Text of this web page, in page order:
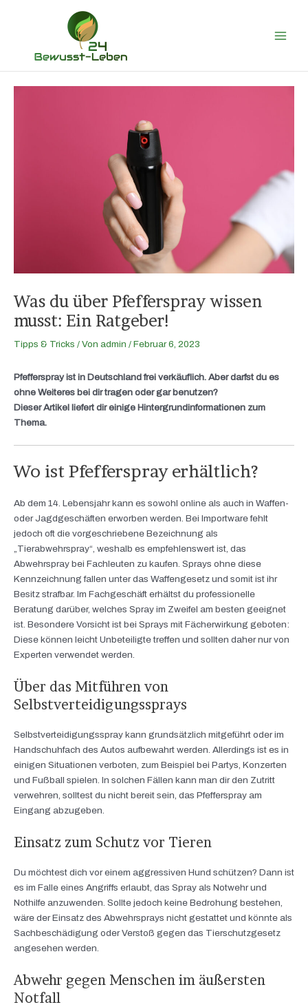
Menu
Was du über Pfefferspray wissen
musst: Ein Ratgeber!
Tipps & Tricks / Von admin / Februar 6, 2023
Pfefferspray ist in Deutschland frei verkäuflich. Aber darfst du es
ohne Weiteres bei dir tragen oder gar benutzen?
Dieser Artikel liefert dir einige Hintergrundinformationen zum
Thema.
Wo ist Pfefferspray erhältlich?
Ab dem 14. Lebensjahr kann es sowohl online als auch in Waffen-
oder Jagdgeschäften erworben werden. Bei Importware fehlt
jedoch oft die vorgeschriebene Bezeichnung als
„Tierabwehrspray“, weshalb es empfehlenswert ist, das
Abwehrspray bei Fachleuten zu kaufen. Sprays ohne diese
Kennzeichnung fallen unter das Waffengesetz und somit ist ihr
Besitz strafbar. Im Fachgeschäft erhältst du professionelle
Beratung darüber, welches Spray im Zweifel am besten geeignet
ist. Besondere Vorsicht ist bei Sprays mit Fächerwirkung geboten:
Diese können leicht Unbeteiligte treffen und sollten daher nur von
Experten verwendet werden.
Über das Mitführen von
Selbstverteidigungssprays
Selbstverteidigungsspray kann grundsätzlich mitgeführt oder im
Handschuhfach des Autos aufbewahrt werden. Allerdings ist es in
einigen Situationen verboten, zum Beispiel bei Partys, Konzerten
und Fußball spielen. In solchen Fällen kann man dir den Zutritt
verwehren, solltest du nicht bereit sein, das Pfefferspray am
Eingang abzugeben.
Einsatz zum Schutz vor Tieren
Du möchtest dich vor einem aggressiven Hund schützen? Dann ist
es im Falle eines Angriffs erlaubt, das Spray als Notwehr und
Nothilfe anzuwenden. Sollte jedoch keine Bedrohung bestehen,
wäre der Einsatz des Abwehrsprays nicht gestattet und könnte als
Sachbeschädigung oder Verstoß gegen das Tierschutzgesetz
angesehen werden.
Abwehr gegen Menschen im äußersten
Notfall